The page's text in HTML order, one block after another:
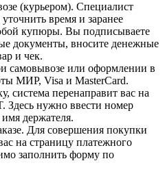
(курьером). Специалист
время и заранее
купюры. Вы подписываете
документы, вносите денежные
и чек.
самовывозе или оформлении в
МИР, Visa и MasterCard.
система перенаправит вас на
Здесь нужно ввести номер
держателя.
Для совершения покупки
на страницу платежного
заполнить форму по